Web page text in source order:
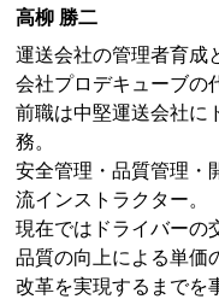
高柳 勝二
運送会社の管理者育成
会社プロデキューブの
前職は中堅運送会社に
務。
安全管理・品質管理・
流インストラクター。
現在ではドライバーの
品質の向上による単価
改革を実現するまでを